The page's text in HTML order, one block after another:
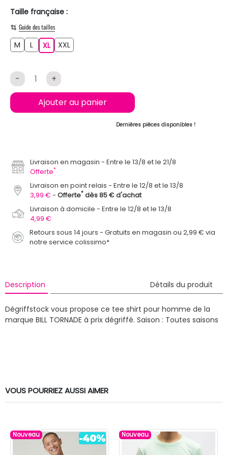
Taille française :
Guide des tailles
M L XLXL XXL
- +
Ajouter au panier
Dernières pièces disponibles !
Livraison en magasin
Entre le 13/8 et le 21/8
Offerte*
Livraison en point relais
Entre le 12/8 et le 13/8
3,99 €
Offerte* dès 85 € d'achat
Livraison à domicile
Entre le 12/8 et le 13/8
4,99 €
Retours sous 14 jours - Gratuits en magasin ou 2,99 € via
notre service colissimo*
Description Détails du produit
Dégriffstock vous propose ce tee shirt pour homme de la
marque BILL TORNADE à prix dégriffé. Saison : Toutes saisons
VOUS POURRIEZ AUSSI AIMER
Nouveau Nouveau